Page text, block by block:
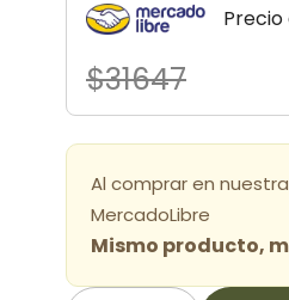
$31647
Al comprar en
MercadoLibre
Mismo producto,